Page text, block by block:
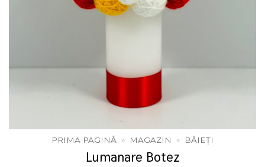
PRIMA PAGINĂ » MAGAZIN » BĂIEȚI
Lumanare Botez